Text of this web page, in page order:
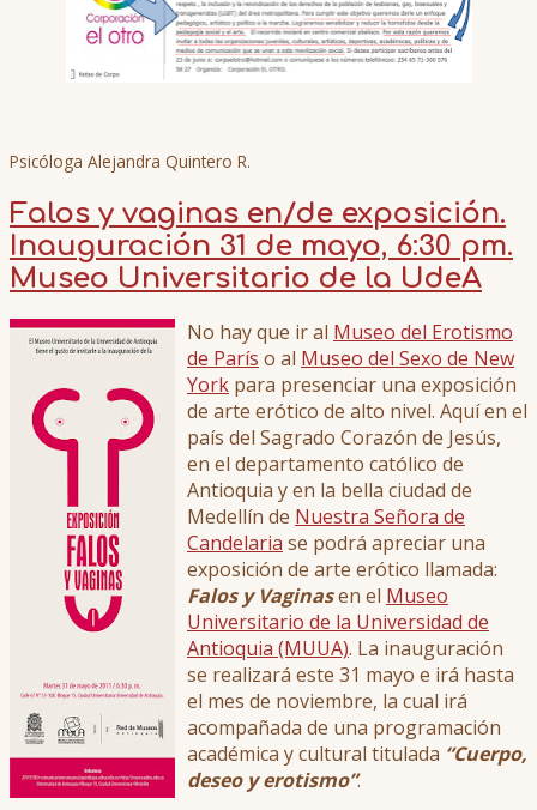
Psicóloga Alejandra Quintero R.
Falos y vaginas en/de exposición.
Inauguración 31 de mayo, 6:30 pm.
Museo Universitario de la UdeA
No hay que ir al Museo del Erotismo
de París o al Museo del Sexo de New
York para presenciar una exposición
de arte erótico de alto nivel. Aquí en el
país del Sagrado Corazón de Jesús,
en el departamento católico de
Antioquia y en la bella ciudad de
Medellín de Nuestra Señora de
Candelaria se podrá apreciar una
exposición de arte erótico llamada:
Falos y Vaginasen el Museo
Universitario de la Universidad de
Antioquia (MUUA). La inauguración
se realizará este 31 mayo e irá hasta
el mes de noviembre, la cual irá
acompañada de una programación
académica y cultural titulada “Cuerpo,
deseo y erotismo”.